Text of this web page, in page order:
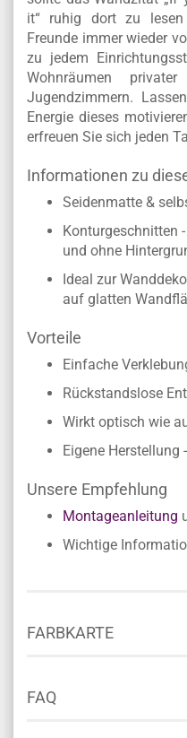
it“ ruhig dort zu
Freunde immer wieder
zu jedem
Wohnräumen
Jugendzimmern.
Energie dieses
erfreuen Sie sich jeden
Informationen zu
Seidenmatte &
Konturgeschnitten
und ohne
Ideal zur
auf glatten
Vorteile
Einfache
Rückstandslose
Wirkt optisch wie
Eigene Herstellung
Unsere Empfehlung
Montageanleitung
Wichtige
FARBKARTE
FAQ